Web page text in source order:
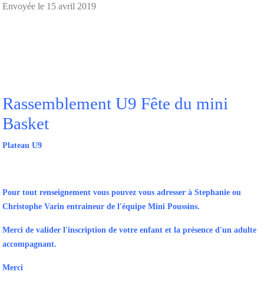
Envoyée le 15 avril 2019
Rassemblement U9 Fête du mini
Basket
Plateau U9
Pour tout renseignement vous pouvez vous adresser à Stephanie ou
Christophe Varin entraineur de l'équipe Mini Poussins.
Merci de valider l'inscription de votre enfant et la présence d'un adulte
accompagnant.
Merci